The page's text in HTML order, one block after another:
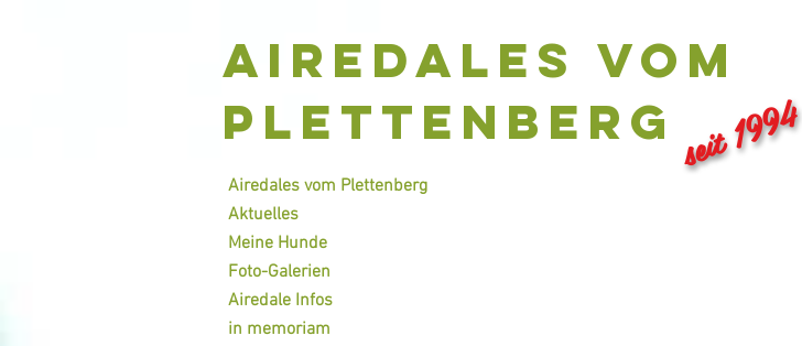
Airedales vom
Plettenberg seit 1994
Airedales vom Plettenberg
Aktuelles
Meine Hunde
Foto-Galerien
Airedale Infos
in memoriam